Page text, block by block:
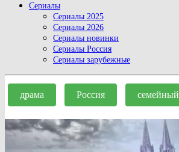
Сериалы
Сериалы 2025
Сериалы 2026
Сериалы новинки
Сериалы Россия
Сериалы зарубежные
Close
Button
драма Россия семейный